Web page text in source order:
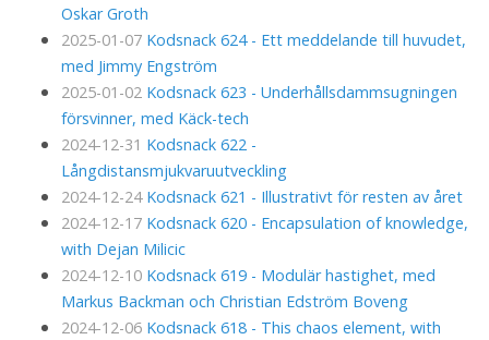
Oskar Groth
2025-01-07 Kodsnack 624 - Ett meddelande till huvudet,
med Jimmy Engström
2025-01-02 Kodsnack 623 - Underhållsdammsugningen
försvinner, med Käck-tech
2024-12-31 Kodsnack 622 -
Långdistansmjukvaruutveckling
2024-12-24 Kodsnack 621 - Illustrativt för resten av året
2024-12-17 Kodsnack 620 - Encapsulation of knowledge,
with Dejan Milicic
2024-12-10 Kodsnack 619 - Modulär hastighet, med
Markus Backman och Christian Edström Boveng
2024-12-06 Kodsnack 618 - This chaos element, with